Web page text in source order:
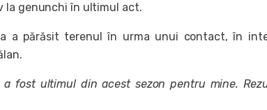
la genunchi în ultimul act.
a părăsit terenul în urma unui contact, în
a fost ultimul din acest sezon pentru mine.